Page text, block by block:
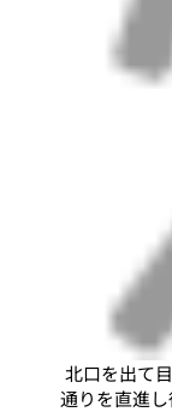
北口を出て
通りを直進